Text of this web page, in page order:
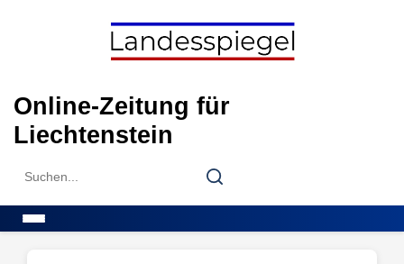
Online-Zeitung für
Liechtenstein
Search
Search